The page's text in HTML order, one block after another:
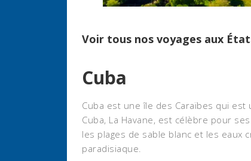
Voir tous nos voyages aux
Cuba
Cuba est une île des Caraïbes qui
Cuba, La Havane, est célèbre pour
les plages de sable blanc et les eaux
paradisiaque.